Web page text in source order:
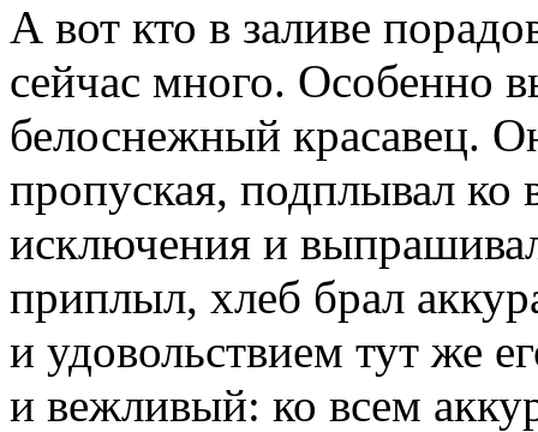
А вот кто в заливе
сейчас много. Особенно
белоснежный красавец.
пропуская, подплывал ко
исключения и
приплыл, хлеб брал
и удовольствием тут же
и вежливый: ко всем